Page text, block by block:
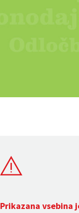
Prikazana vsebina